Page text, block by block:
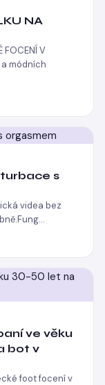
NA
FOCENÍ V
módních
s
videa bez
ve věku
bot v
foot focení v